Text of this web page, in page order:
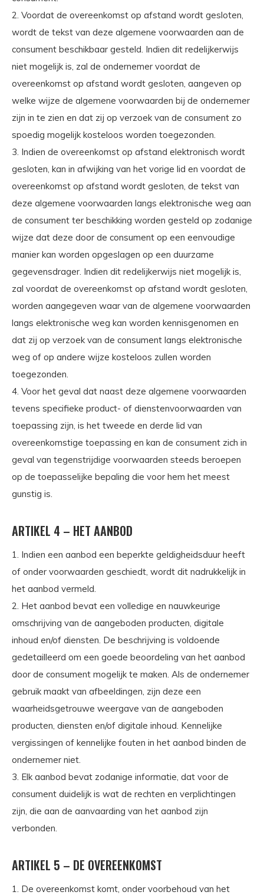
2. Voordat de overeenkomst op afstand wordt gesloten,
wordt de tekst van deze algemene voorwaarden aan de
consument beschikbaar gesteld. Indien dit redelijkerwijs
niet mogelijk is, zal de ondernemer voordat de
overeenkomst op afstand wordt gesloten, aangeven op
welke wijze de algemene voorwaarden bij de ondernemer
zijn in te zien en dat zij op verzoek van de consument zo
spoedig mogelijk kosteloos worden toegezonden.
3. Indien de overeenkomst op afstand elektronisch wordt
gesloten, kan in afwijking van het vorige lid en voordat de
overeenkomst op afstand wordt gesloten, de tekst van
deze algemene voorwaarden langs elektronische weg aan
de consument ter beschikking worden gesteld op zodanige
wijze dat deze door de consument op een eenvoudige
manier kan worden opgeslagen op een duurzame
gegevensdrager. Indien dit redelijkerwijs niet mogelijk is,
zal voordat de overeenkomst op afstand wordt gesloten,
worden aangegeven waar van de algemene voorwaarden
langs elektronische weg kan worden kennisgenomen en
dat zij op verzoek van de consument langs elektronische
weg of op andere wijze kosteloos zullen worden
toegezonden.
4. Voor het geval dat naast deze algemene voorwaarden
tevens specifieke product- of dienstenvoorwaarden van
toepassing zijn, is het tweede en derde lid van
overeenkomstige toepassing en kan de consument zich in
geval van tegenstrijdige voorwaarden steeds beroepen
op de toepasselijke bepaling die voor hem het meest
gunstig is.
ARTIKEL 4 – HET AANBOD
1. Indien een aanbod een beperkte geldigheidsduur heeft
of onder voorwaarden geschiedt, wordt dit nadrukkelijk in
het aanbod vermeld.
2. Het aanbod bevat een volledige en nauwkeurige
omschrijving van de aangeboden producten, digitale
inhoud en/of diensten. De beschrijving is voldoende
gedetailleerd om een goede beoordeling van het aanbod
door de consument mogelijk te maken. Als de ondernemer
gebruik maakt van afbeeldingen, zijn deze een
waarheidsgetrouwe weergave van de aangeboden
producten, diensten en/of digitale inhoud. Kennelijke
vergissingen of kennelijke fouten in het aanbod binden de
ondernemer niet.
3. Elk aanbod bevat zodanige informatie, dat voor de
consument duidelijk is wat de rechten en verplichtingen
zijn, die aan de aanvaarding van het aanbod zijn
verbonden.
ARTIKEL 5 – DE OVEREENKOMST
1. De overeenkomst komt, onder voorbehoud van het